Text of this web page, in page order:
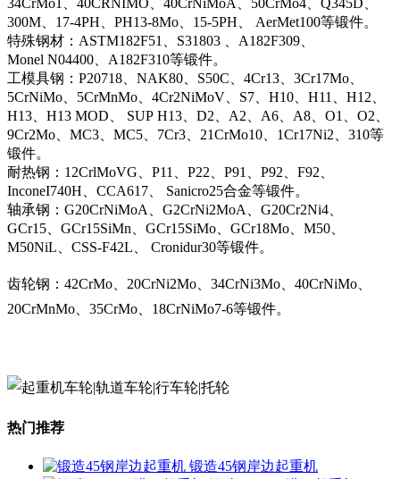
34CrMo1、40CRNIMO、40CrNiMoA、50CrMo4、Q345D、
300M、17-4PH、PH13-8Mo、15-5PH、 AerMet100等锻件。
特殊钢材：ASTM182F51、S31803 、A182F309、
Monel N04400、A182F310等锻件。
工模具钢：P20718、NAK80、S50C、4Cr13、3Cr17Mo、
5CrNiMo、5CrMnMo、4Cr2NiMoV、S7、H10、H11、H12、
H13、H13 MOD、 SUP H13、D2、A2、A6、A8、O1、O2、
9Cr2Mo、MC3、MC5、7Cr3、21CrMo10、1Cr17Ni2、310等
锻件。
耐热钢：12CrlMoVG、P11、P22、P91、P92、F92、
InconeI740H、CCA617、 Sanicro25合金等锻件。
轴承钢：G20CrNiMoA、G2CrNi2MoA、G20Cr2Ni4、
GCr15、GCr15SiMn、GCr15SiMo、GCr18Mo、M50、
M50NiL、CSS-F42L、 Cronidur30等锻件。
齿轮钢：42CrMo、20CrNi2Mo、34CrNi3Mo、40CrNiMo、
20CrMnMo、35CrMo、18CrNiMo7-6等锻件。
热门推荐
锻造45钢岸边起重机